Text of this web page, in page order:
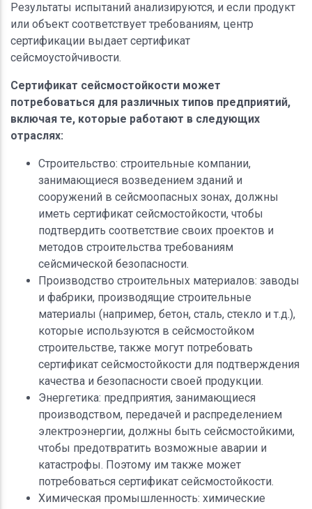
Результаты испытаний анализируются, и если продукт
или объект соответствует требованиям, центр
сертификации выдает сертификат
сейсмоустойчивости.
Сертификат сейсмостойкости может
потребоваться для различных типов предприятий,
включая те, которые работают в следующих
отраслях:
Строительство: строительные компании,
занимающиеся возведением зданий и
сооружений в сейсмоопасных зонах, должны
иметь сертификат сейсмостойкости, чтобы
подтвердить соответствие своих проектов и
методов строительства требованиям
сейсмической безопасности.
Производство строительных материалов: заводы
и фабрики, производящие строительные
материалы (например, бетон, сталь, стекло и т.д.),
которые используются в сейсмостойком
строительстве, также могут потребовать
сертификат сейсмостойкости для подтверждения
качества и безопасности своей продукции.
Энергетика: предприятия, занимающиеся
производством, передачей и распределением
электроэнергии, должны быть сейсмостойкими,
чтобы предотвратить возможные аварии и
катастрофы. Поэтому им также может
потребоваться сертификат сейсмостойкости.
Химическая промышленность: химические